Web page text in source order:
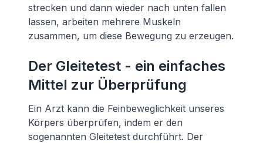
strecken und dann wieder nach unten fallen
lassen, arbeiten mehrere Muskeln
zusammen, um diese Bewegung zu erzeugen.
Der Gleitetest - ein einfaches
Mittel zur Überprüfung
Ein Arzt kann die Feinbeweglichkeit unseres
Körpers überprüfen, indem er den
sogenannten Gleitetest durchführt. Der